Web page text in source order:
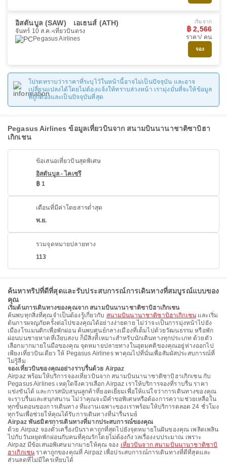
อิสตันบูล (SAW) เอเธนส์ (ATH)
จันทร์ 10 ส.ค. เที่ยวบินตรง
Pegasus Airlines
เริ่มจาก
฿ 2,566
ราคา/ คน
จอง
โปรดทราบว่าราคาที่ระบุไว้ในหน้านี้อาจไม่เป็นปัจจุบัน และอาจ
เปลี่ยนแปลงได้โดยไม่ต้องแจ้งให้ทราบล่วงหน้า เรามุ่งมั่นที่จะให้ข้อมูล
ที่ถูกต้องและเป็นปัจจุบันที่สุด
Pegasus Airlines ข้อมูลเที่ยวบินจาก สนามบินนานาชาติซาบิฮา
เกิกเชน
ข้อเสนอเที่ยวบินสุดพิเศษ
อิสตันบูล - ไคเซรึ
฿ 1
เดือนที่มีค่าโดยสารต่ำสุด
พ.ย.
รวมจุดหมายปลายทาง
113
ค้นหาทริปที่ดีที่สุดและรับประสบการณ์การเดินทางที่สมบูรณ์แบบของ
คุณ
เริ่มต้นการเดินทางของคุณจาก สนามบินนานาชาติซาบิฮาเกิกเชน
ค้นพบทุกสิ่งที่คุณจำเป็นต้องรู้เกี่ยวกับ สนามบินนานาชาติซาบิฮาเกิกเชน และเริ่ม
ต้นการผจญภัยครั้งต่อไปของคุณได้อย่างง่ายดาย ไม่ว่าจะเป็นการมุ่งหน้าไปยัง
เมืองโรแมนติกเพื่อพักผ่อน ค้นพบศูนย์กลางเมืองที่เต็มไปด้วยวัฒนธรรม หรือพัก
ผ่อนบนชายหาดที่เงียบสงบ ก็มีสิ่งที่เหมาะสำหรับนักเดินทางทุกประเภท ด้วยตัว
เลือกมากมายในมือของคุณ จุดหมายปลายทางในอุดมคติของคุณอยู่ห่างออกไป
เพียงเที่ยวบินเดียว ให้ Pegasus Airlines พาคุณไปที่นั่นเพื่อสัมผัสประสบการณ์ที่
ไม่รู้ลืม
จองเที่ยวบินของคุณอย่างราบรื่นด้วย Airpaz
Airpaz พร้อมให้บริการจองเที่ยวบินจาก สนามบินนานาชาติซาบิฮาเกิกเชน กับ
Pegasus Airlines เหตุใดจึงควรเลือก Airpaz เราให้บริการจองที่ราบรื่น ราคา
แข่งขันได้ และการสนับสนุนลูกค้าที่ยอดเยี่ยมเพื่อให้แน่ใจว่าการเดินทางของคุณ
จะราบรื่นและสนุกสนาน ไม่ว่าคุณจะมีคำขอพิเศษหรือต้องการความช่วยเหลือใน
ทุกขั้นตอนของการเดินทาง ทีมงานเฉพาะของเราพร้อมให้บริการตลอด 24 ชั่วโมง
ทุกวันเพื่อช่วยให้คุณได้รับการเดินทางที่น่ารื่นรมย์
Airpaz พันธมิตรการเดินทางที่มากประสบการณ์ของคุณ
ด้วย Airpaz จองตั๋วเครื่องบินราคาถูกที่สุดไปยังจุดหมายในฝันของคุณ เพลิดเพลิน
ไปกับวันหยุดพักผ่อนกับคนที่คุณรักโดยไม่ต้องกังวลเรื่องงบประมาณ เพราะ
Airpaz มีข้อเสนอพิเศษมากมายให้คุณ จอง เที่ยวบินจาก สนามบินนานาชาติซาบิ
ฮาเกิกเชน ราคาถูกของคุณที่ Airpaz เพื่อประสบการณ์การเดินทางที่ดีที่สุดและ
ส่วนลดที่ไม่มีใครเทียบได้